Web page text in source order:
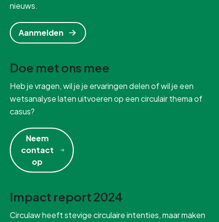
nieuws.
Aanmelden
Doe met ons mee
Heb je vragen, wil je je ervaringen delen of wil je een
wetsanalyse laten uitvoeren op een circulair thema of
casus?
Neem
contact
op
Impact report 2024
Circulaw heeft stevige circulaire intenties, maar maken